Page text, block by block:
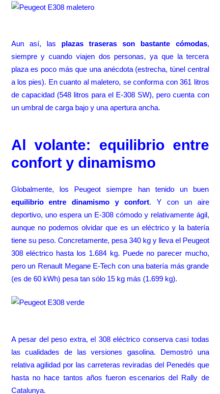
Aun así, las plazas traseras son bastante cómodas,
siempre y cuando viajen dos personas, ya que la tercera
plaza es poco más que una anécdota (estrecha, túnel central
a los pies). En cuanto al maletero, se conforma con 361 litros
de capacidad (548 litros para el E-308 SW), pero cuenta con
un umbral de carga bajo y una apertura ancha.
Al volante: equilibrio entre
confort y dinamismo
Globalmente, los Peugeot siempre han tenido un buen
equilibrio entre dinamismo y confort. Y con un aire
deportivo, uno espera un E-308 cómodo y relativamente ágil,
aunque no podemos olvidar que es un eléctrico y la batería
tiene su peso. Concretamente, pesa 340 kg y lleva el Peugeot
308 eléctrico hasta los 1.684 kg. Puede no parecer mucho,
pero un Renault Megane E-Tech con una batería más grande
(es de 60 kWh) pesa tan sólo 15 kg más (1.699 kg).
A pesar del peso extra, el 308 eléctrico conserva casi todas
las cualidades de las versiones gasolina. Demostró una
relativa agilidad por las carreteras reviradas del Penedés que
hasta no hace tantos años fueron escenarios del Rally de
Catalunya.